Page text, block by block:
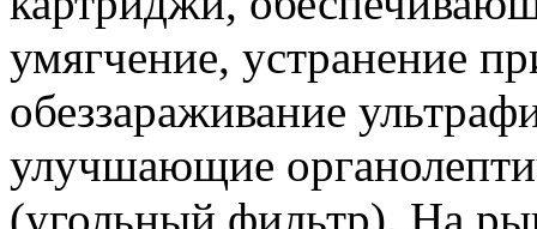
умягчение, устранение
обеззараживание
улучшающие
(угольный фильтр). На